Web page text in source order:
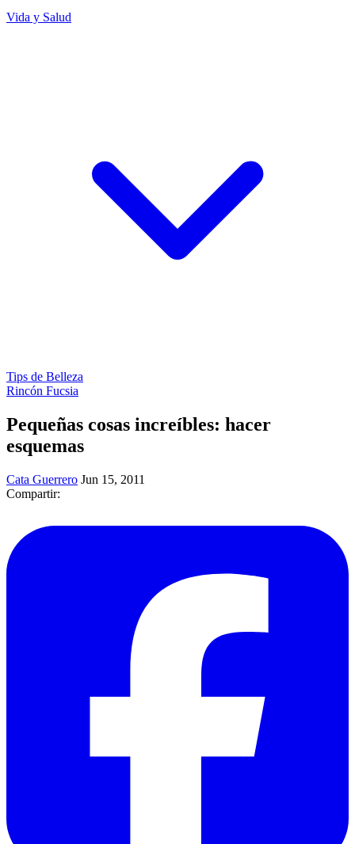
Vida y Salud
Tips de Belleza
Rincón Fucsia
Pequeñas cosas increíbles: hacer
esquemas
Cata Guerrero Jun 15, 2011
Compartir: